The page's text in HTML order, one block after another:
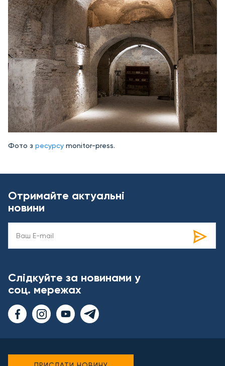
Фото з ресурсу monitor-press.
Отримайте актуальні
новини
Слідкуйте за новинами у
соц. мережах